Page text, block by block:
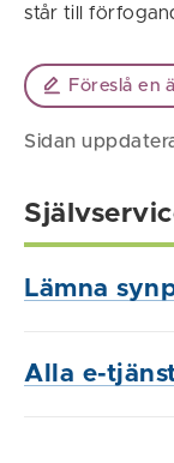
står till
Föreslå en
Sidan
Lämna
Alla e-